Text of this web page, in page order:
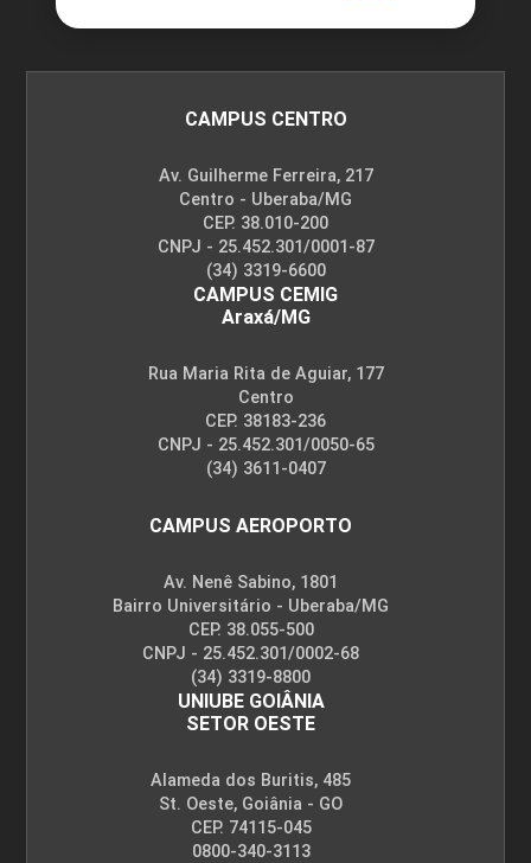
CAMPUS CENTRO
Av. Guilherme Ferreira, 217
Centro - Uberaba/MG
CEP. 38.010-200
CNPJ - 25.452.301/0001-87
(34) 3319-6600
CAMPUS CEMIG
Araxá/MG
Rua Maria Rita de Aguiar, 177
Centro
CEP. 38183-236
CNPJ - 25.452.301/0050-65
(34) 3611-0407
CAMPUS AEROPORTO
Av. Nenê Sabino, 1801
Bairro Universitário - Uberaba/MG
CEP. 38.055-500
CNPJ - 25.452.301/0002-68
(34) 3319-8800
UNIUBE GOIÂNIA
SETOR OESTE
Alameda dos Buritis, 485
St. Oeste, Goiânia - GO
CEP. 74115-045
0800-340-3113